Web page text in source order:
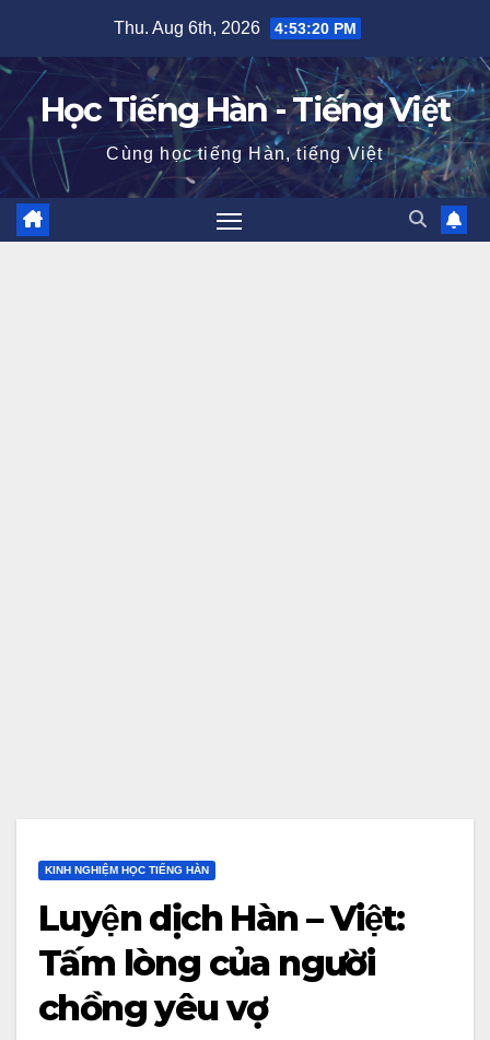
content
Thu. Aug 6th, 2026 4:53:20 PM
Học Tiếng Hàn - Tiếng Việt
Cùng học tiếng Hàn, tiếng Việt
KINH NGHIỆM HỌC TIẾNG HÀN
Luyện dịch Hàn – Việt:
Tấm lòng của người
chồng yêu vợ